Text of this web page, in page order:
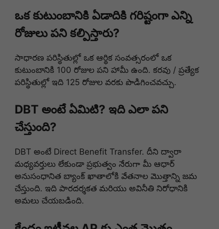
ఒక కుటుంబానికి ఏడాదికి గరిష్టంగా ఎన్ని
రోజులు పని కల్పిస్తారు?
సాధారణ పరిస్థితుల్లో ఒక ఆర్థిక సంవత్సరంలో ఒక
కుటుంబానికి 100 రోజుల పని హామీ ఉంది. కరవు / ప్రత్యేక
పరిస్థితుల్లో ఇది 125 రోజుల వరకు పొడిగించవచ్చు.
DBT అంటే ఏమిటి? ఇది ఎలా పని
చేస్తుంది?
DBT అంటే Direct Benefit Transfer. దీని ద్వారా
మధ్యవర్తులు లేకుండా ప్రభుత్వం నేరుగా మీ ఆధార్
అనుసంధానిత బ్యాంక్ ఖాతాలోకి వేతనాల మొత్తాన్ని జమ
చేస్తుంది. ఇది పారదర్శకత మరియు అవినీతి నిరోధానికి
అమలు చేయబడింది.